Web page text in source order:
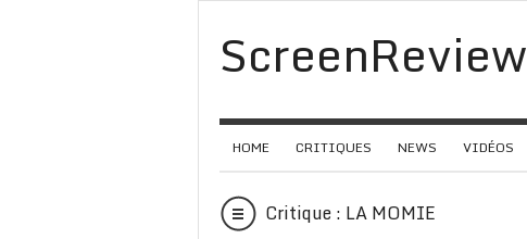
ScreenReview
HOME CRITIQUES NEWS VIDÉOS
Critique : LA MOMIE